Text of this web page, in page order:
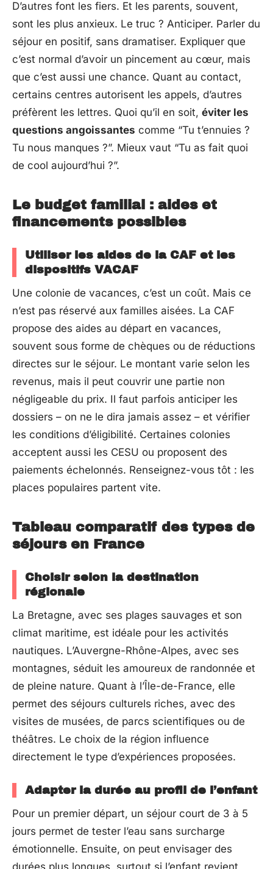
D’autres font les fiers. Et les parents, souvent,
sont les plus anxieux. Le truc ? Anticiper. Parler du
séjour en positif, sans dramatiser. Expliquer que
c’est normal d’avoir un pincement au cœur, mais
que c’est aussi une chance. Quant au contact,
certains centres autorisent les appels, d’autres
préfèrent les lettres. Quoi qu’il en soit, éviter les
questions angoissantes comme “Tu t’ennuies ?
Tu nous manques ?”. Mieux vaut “Tu as fait quoi
de cool aujourd’hui ?”.
Le budget familial : aides et
financements possibles
Utiliser les aides de la CAF et les
dispositifs VACAF
Une colonie de vacances, c’est un coût. Mais ce
n’est pas réservé aux familles aisées. La CAF
propose des aides au départ en vacances,
souvent sous forme de chèques ou de réductions
directes sur le séjour. Le montant varie selon les
revenus, mais il peut couvrir une partie non
négligeable du prix. Il faut parfois anticiper les
dossiers – on ne le dira jamais assez – et vérifier
les conditions d’éligibilité. Certaines colonies
acceptent aussi les CESU ou proposent des
paiements échelonnés. Renseignez-vous tôt : les
places populaires partent vite.
Tableau comparatif des types de
séjours en France
Choisir selon la destination
régionale
La Bretagne, avec ses plages sauvages et son
climat maritime, est idéale pour les activités
nautiques. L’Auvergne-Rhône-Alpes, avec ses
montagnes, séduit les amoureux de randonnée et
de pleine nature. Quant à l’Île-de-France, elle
permet des séjours culturels riches, avec des
visites de musées, de parcs scientifiques ou de
théâtres. Le choix de la région influence
directement le type d’expériences proposées.
Adapter la durée au profil de l’enfant
Pour un premier départ, un séjour court de 3 à 5
jours permet de tester l’eau sans surcharge
émotionnelle. Ensuite, on peut envisager des
durées plus longues, surtout si l’enfant revient